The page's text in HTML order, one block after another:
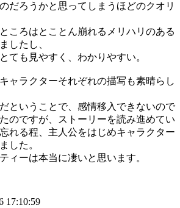
だろうかと思ってしまうほどのクオリ
ころはとことん崩れるメリハリのある
したし、
ても見やすく、わかりやすい。
ャラクターそれぞれの描写も素晴らし
ということで、感情移入できないので
のですが、ストーリーを読み進めてい
れる程、主人公をはじめキャラクター
した。
ィーは本当に凄いと思います。
17:10:59